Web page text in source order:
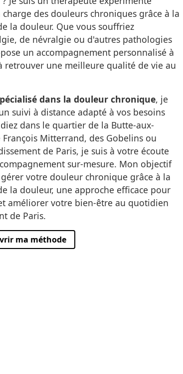
des douleurs chroniques grâce à la
la douleur. Que vous souffriez
de névralgie ou d'autres pathologies
un accompagnement personnalisé à
retrouver une meilleure qualité de vie au
dans la douleur chronique, je
suivi à distance adapté à vos besoins
dans le quartier de la Butte-aux-
Mitterrand, des Gobelins ou
de Paris, je suis à votre écoute
sur-mesure. Mon objectif
votre douleur chronique grâce à la
la douleur, une approche efficace pour
améliorer votre bien-être au quotidien
de Paris.
ma méthode